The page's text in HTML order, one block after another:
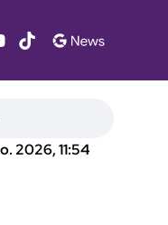
2026, 11:54